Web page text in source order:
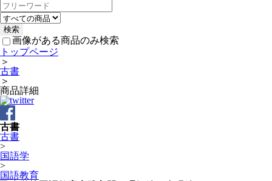
画像がある商品のみ検索
トップページ
＞
古書
＞
商品詳細
古書
古書
>
国語学
>
国語教育